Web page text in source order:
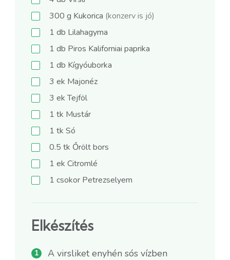
300 g Kukorica (konzerv is jó)
1 db Lilahagyma
1 db Piros Kaliforniai paprika
1 db Kígyóuborka
3 ek Majonéz
3 ekTejföl
1 tk Mustár
1 tk Só
0.5 tk Őrölt bors
1 ek Citromlé
1 csokor Petrezselyem
Elkészítés
A virsliket enyhén sós vízben